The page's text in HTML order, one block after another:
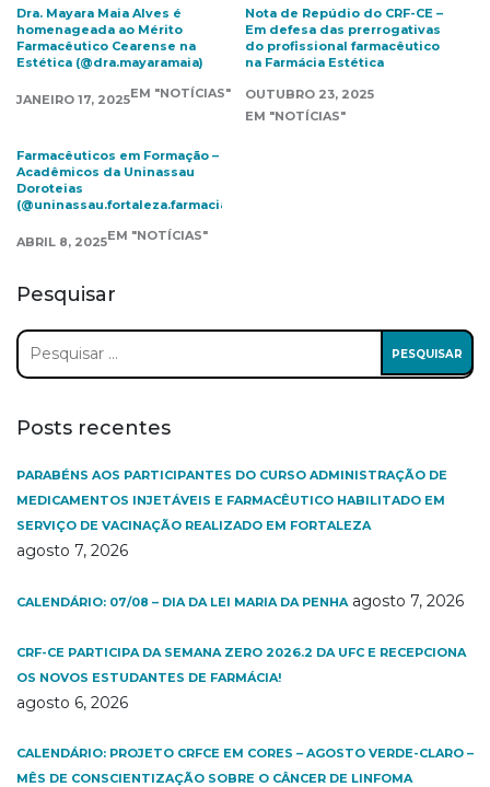
Dra. Mayara Maia Alves é
homenageada ao Mérito
Farmacêutico Cearense na
Estética (@dra.mayaramaia)
JANEIRO 17, 2025EM "NOTÍCIAS"
Nota de Repúdio do CRF-CE –
Em defesa das prerrogativas
do profissional farmacêutico
na Farmácia Estética
OUTUBRO 23, 2025
EM "NOTÍCIAS"
Farmacêuticos em Formação –
Acadêmicos da Uninassau
Doroteias
(@uninassau.fortaleza.farmacia)
ABRIL 8, 2025EM "NOTÍCIAS"
Pesquisar
Pesquisar
por:
Posts recentes
PARABÉNS AOS PARTICIPANTES DO CURSO ADMINISTRAÇÃO DE
MEDICAMENTOS INJETÁVEIS E FARMACÊUTICO HABILITADO EM
SERVIÇO DE VACINAÇÃO REALIZADO EM FORTALEZA
agosto 7, 2026
CALENDÁRIO: 07/08 – DIA DA LEI MARIA DA PENHA agosto 7, 2026
CRF-CE PARTICIPA DA SEMANA ZERO 2026.2 DA UFC E RECEPCIONA
OS NOVOS ESTUDANTES DE FARMÁCIA!
agosto 6, 2026
CALENDÁRIO: PROJETO CRFCE EM CORES – AGOSTO VERDE-CLARO –
MÊS DE CONSCIENTIZAÇÃO SOBRE O CÂNCER DE LINFOMA